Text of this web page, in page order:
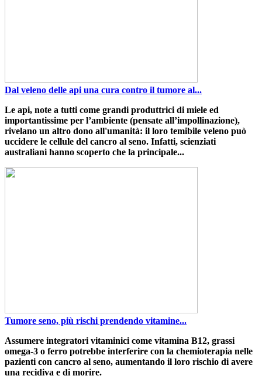
Dal veleno delle api una cura contro il tumore al...
Le api, note a tutti come grandi produttrici di miele ed
importantissime per l’ambiente (pensate all’impollinazione),
rivelano un altro dono all'umanità: il loro temibile veleno può
uccidere le cellule del cancro al seno. Infatti, scienziati
australiani hanno scoperto che la principale...
Tumore seno, più rischi prendendo vitamine...
Assumere integratori vitaminici come vitamina B12, grassi
omega-3 o ferro potrebbe interferire con la chemioterapia nelle
pazienti con cancro al seno, aumentando il loro rischio di avere
una recidiva e di morire.